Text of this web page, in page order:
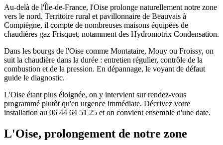
Au-delà de l'Île-de-France, l'Oise prolonge naturellement notre zone
vers le nord. Territoire rural et pavillonnaire de Beauvais à
Compiègne, il compte de nombreuses maisons équipées de
chaudières gaz Frisquet, notamment des Hydromotrix Condensation.
Dans les bourgs de l'Oise comme Montataire, Mouy ou Froissy, on
suit la chaudière dans la durée : entretien régulier, contrôle de la
combustion et de la pression. En dépannage, le voyant de défaut
guide le diagnostic.
L'Oise étant plus éloignée, on y intervient sur rendez-vous
programmé plutôt qu'en urgence immédiate. Décrivez votre
installation au 06 44 64 51 25 et on convient ensemble d'une date.
L'Oise, prolongement de notre zone